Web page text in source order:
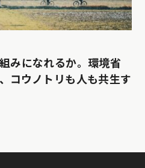
みになれるか。環境省
コウノトリも人も共生す